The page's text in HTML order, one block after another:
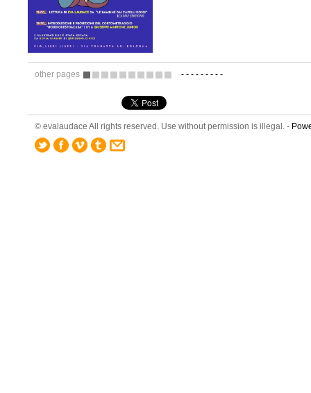
other pages - - - - - - - - -
© evalaudace All rights reserved. Use without permission is illegal. -